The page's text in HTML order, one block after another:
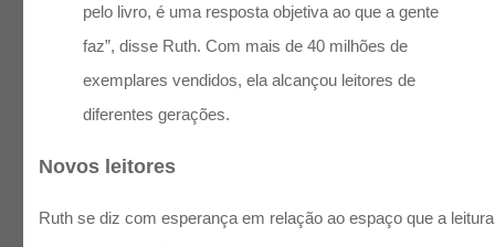
pelo livro, é uma resposta objetiva ao que a gente
faz”, disse Ruth. Com mais de 40 milhões de
exemplares vendidos, ela alcançou leitores de
diferentes gerações.
Novos leitores
Ruth se diz com esperança em relação ao espaço que a leitura